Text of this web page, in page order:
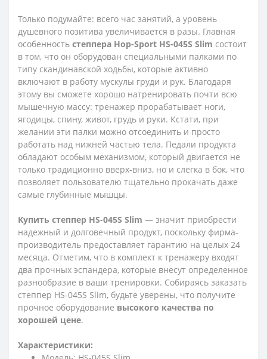
Только подумайте: всего час занятий, а уровень
душевного позитива увеличивается в разы. Главная
особенность степпера Hop-Sport HS-045S Slim состоит
в том, что он оборудован специальными палками по
типу скандинавской ходьбы, которые активно
включают в работу мускулы груди и рук. Благодаря
этому вы сможете хорошо натренировать почти всю
мышечную массу: тренажер прорабатывает ноги,
ягодицы, спину, живот, грудь и руки. Кстати, при
желании эти палки можно отсоединить и просто
работать над нижней частью тела. Педали продукта
обладают особым механизмом, который двигается не
только традиционно вверх-вниз, но и слегка в бок, что
позволяет пользователю тщательно прокачать даже
самые глубинные мышцы.
Купить степпер HS-045S Slim — значит приобрести
надежный и долговечный продукт, поскольку фирма-
производитель предоставляет гарантию на целых 24
месяца. Отметим, что в комплект к тренажеру входят
два прочных эспандера, которые внесут определенное
разнообразие в ваши тренировки. Собираясь заказать
степпер HS-045S Slim, будьте уверены, что получите
прочное оборудование высокого качества по
хорошей цене.
Характеристики: